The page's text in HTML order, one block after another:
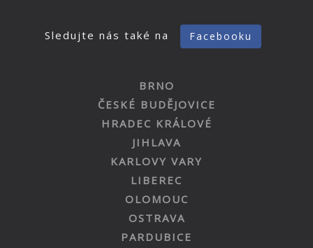
Sledujte nás také na Facebooku
BRNO
ČESKÉ BUDĚJOVICE
HRADEC KRÁLOVÉ
JIHLAVA
KARLOVY VARY
LIBEREC
OLOMOUC
OSTRAVA
PARDUBICE